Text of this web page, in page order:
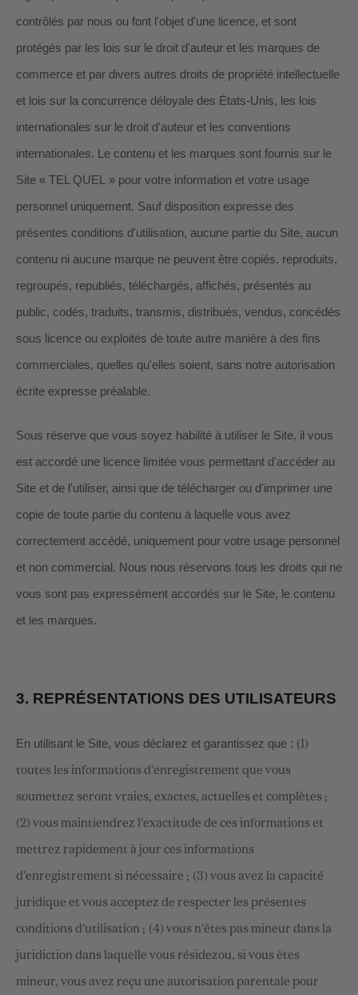
contrôlés par nous ou font l'objet d'une licence, et sont
protégés par les lois sur le droit d'auteur et les marques de
commerce et par divers autres droits de propriété intellectuelle
et lois sur la concurrence déloyale des États-Unis, les lois
internationales sur le droit d'auteur et les conventions
internationales. Le contenu et les marques sont fournis sur le
Site « TEL QUEL » pour votre information et votre usage
personnel uniquement. Sauf disposition expresse des
présentes conditions d'utilisation, aucune partie du Site, aucun
contenu ni aucune marque ne peuvent être copiés, reproduits,
regroupés, republiés, téléchargés, affichés, présentés au
public, codés, traduits, transmis, distribués, vendus, concédés
sous licence ou exploités de toute autre manière à des fins
commerciales, quelles qu'elles soient, sans notre autorisation
écrite expresse préalable.
Sous réserve que vous soyez habilité à utiliser le Site, il vous
est accordé une licence limitée vous permettant d'accéder au
Site et de l'utiliser, ainsi que de télécharger ou d'imprimer une
copie de toute partie du contenu à laquelle vous avez
correctement accédé, uniquement pour votre usage personnel
et non commercial. Nous nous réservons tous les droits qui ne
vous sont pas expressément accordés sur le Site, le contenu
et les marques.
3. REPRÉSENTATIONS DES UTILISATEURS
En utilisant le Site, vous déclarez et garantissez que : ( )
toutes les informations d'enregistrement que vous
soumettez seront vraies, exactes, actuelles et complètes ;
(2) vous maintiendrez l'exactitude de ces informations et
mettrez rapidement à jour ces informations
d'enregistrement si nécessaire ; (3 ) vous avez la capacité
juridique et vous acceptez de respecter les présentes
conditions d'utilisation ; (4) vous n'êtes pas mineur dans la
juridiction dans laquelle vous résidezou, si vous êtes
mineur, vous avez reçu une autorisation parentale pour